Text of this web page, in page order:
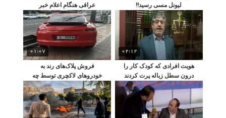
لیونل مسی رسید!!
عراقی هنگام اعلام خبر
استعفای نخست وزیر
02:12
هویت افرادی که کودک کار را
درون سطل زباله پرت کردند
، افشا شد
01:07
فروش پلاک‌های رند به
خودروهای لاکچری توسط چه
کسانی انجام می شود ؟